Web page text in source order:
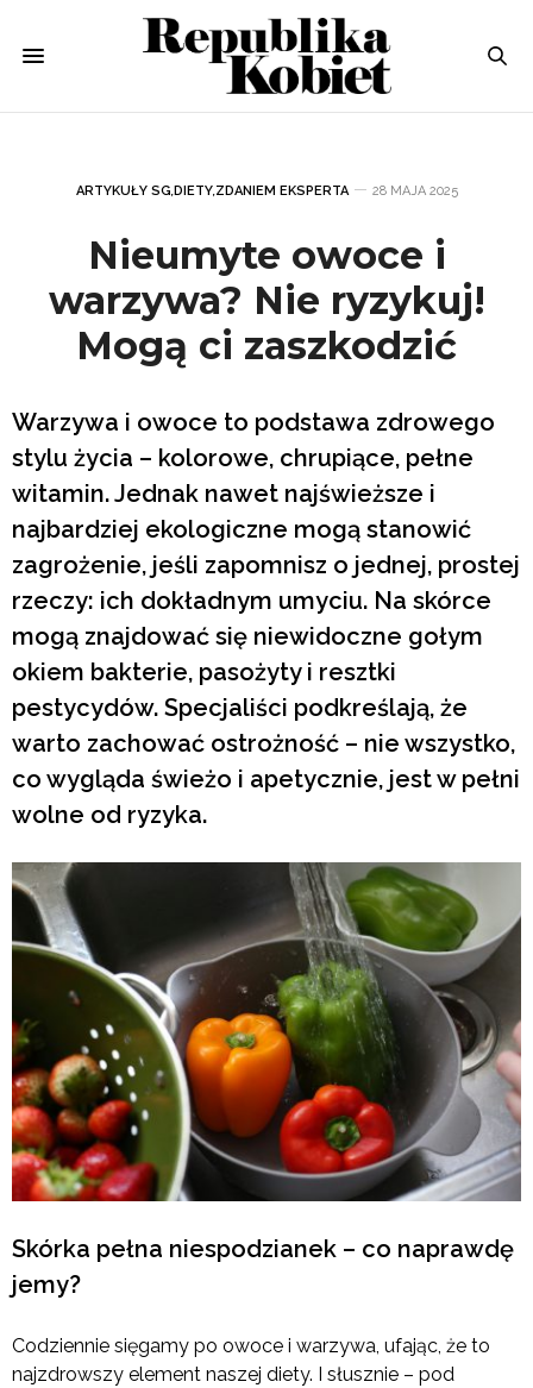
ARTYKUŁY SG,DIETY,ZDANIEM EKSPERTA 28 MAJA 2025
Nieumyte owoce i
warzywa? Nie ryzykuj!
Mogą ci zaszkodzić
Warzywa i owoce to podstawa zdrowego
stylu życia – kolorowe, chrupiące, pełne
witamin. Jednak nawet najświeższe i
najbardziej ekologiczne mogą stanowić
zagrożenie, jeśli zapomnisz o jednej, prostej
rzeczy: ich dokładnym umyciu. Na skórce
mogą znajdować się niewidoczne gołym
okiem bakterie, pasożyty i resztki
pestycydów. Specjaliści podkreślają, że
warto zachować ostrożność – nie wszystko,
co wygląda świeżo i apetycznie, jest w pełni
wolne od ryzyka.
Skórka pełna niespodzianek – co naprawdę
jemy?
Codziennie sięgamy po owoce i warzywa, ufając, że to
najzdrowszy element naszej diety. I słusznie – pod